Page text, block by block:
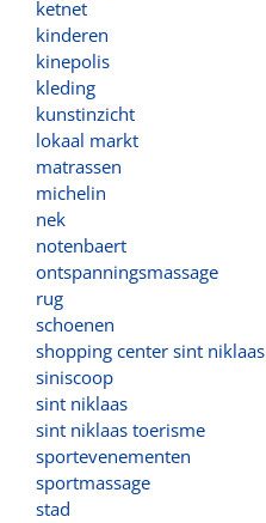
ketnet
kinderen
kinepolis
kleding
kunstinzicht
lokaal markt
matrassen
michelin
nek
notenbaert
ontspanningsmassage
rug
schoenen
shopping center sint niklaas
siniscoop
sint niklaas
sint niklaas toerisme
sportevenementen
sportmassage
stad